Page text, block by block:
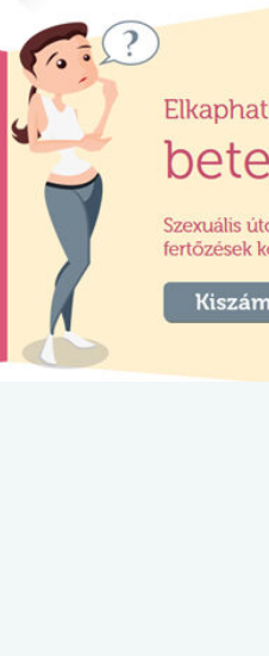
#Suli, munka
Angol középfokú
nyelvvizsga teszt -
No.42